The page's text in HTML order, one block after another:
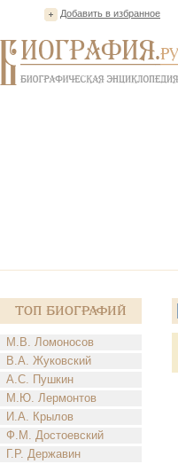
Добавить в избранное
Топ Биографий
М.В. Ломоносов
В.А. Жуковский
А.С. Пушкин
М.Ю. Лермонтов
И.А. Крылов
Ф.М. Достоевский
Г.Р. Державин